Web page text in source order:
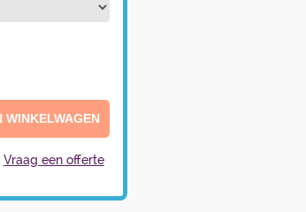
Vraag een offerte